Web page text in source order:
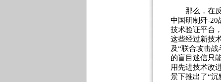
那么，在反
中国研制歼-20
技术验证平台
这些经过新技
及“联合攻击
的盲目迷信只
用先进技术改
景下推出了“沉